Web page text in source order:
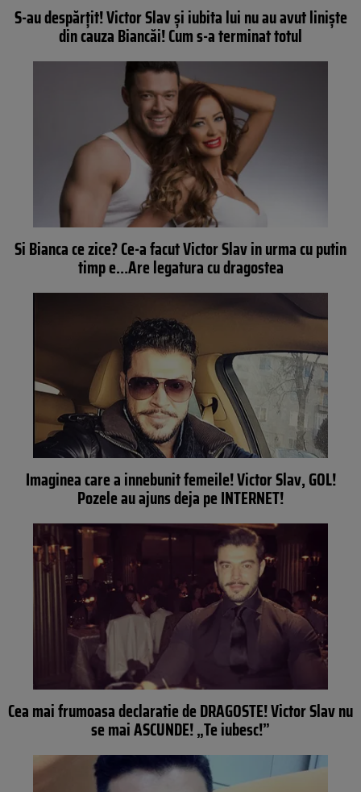
S-au despărţit! Victor Slav şi iubita lui nu au avut linişte
din cauza Biancăi! Cum s-a terminat totul
Si Bianca ce zice? Ce-a facut Victor Slav in urma cu putin
timp e…Are legatura cu dragostea
Imaginea care a innebunit femeile! Victor Slav, GOL!
Pozele au ajuns deja pe INTERNET!
Cea mai frumoasa declaratie de DRAGOSTE! Victor Slav nu
se mai ASCUNDE! „Te iubesc!”